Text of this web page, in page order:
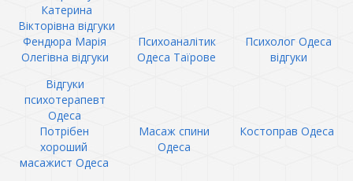
Катерина
Вікторівна відгуки
Фендюра Марія
Олегівна відгуки
Психоаналітик
Одеса Таїрове
Психолог Одеса
відгуки
Відгуки
психотерапевт
Одеса
Потрібен
хороший
масажист Одеса
Масаж спини
Одеса
Костоправ Одеса